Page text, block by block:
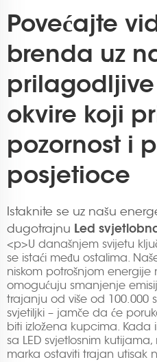
Povećajte
brenda uz
okvire koji
pozornost i
posjetioce
Istaknite se uz našu
dugotrajnu Led
<p>U današnjem svijetu
se istaći među ostalima.
niskom potrošnjom
omogućuju smanjenje
trajanju od više od 100.000
svjetiljki – jamče da će
biti izložena kupcima. Kada
sa LED svjetlosnim
marka ostaviti trajan utisak